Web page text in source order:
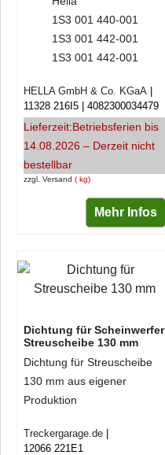
1S3 001 440-001
1S3 001 442-001
1S3 001 442-001
zzgl. Versand kg
HELLA GmbH & Co. KGaA
11328 216I5
4082300034479
Lieferzeit:Betriebsferien bis
14.08.2026 – Derzeit nicht
bestellbar
Mehr Infos
Dichtung für Scheinwerfer
Streuscheibe 130 mm
Dichtung für Streuscheibe
130 mm aus eigener
Produktion
Treckergarage.de
12066 221E1